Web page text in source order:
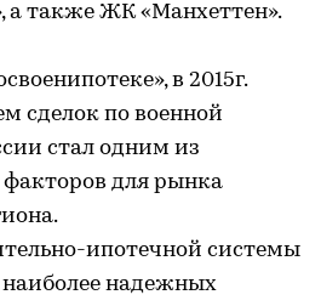
а также ЖК «Манхеттен».
в 2015г.
сделок по военной
стал одним из
для рынка
ипотечной системы
надежных